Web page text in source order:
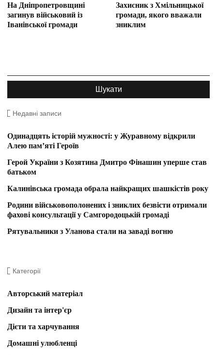
На Дніпропетровщині
загинув військовий із
Іванівської громади
Захисник з Хмільницької
громади, якого вважали
зниклим
Недавні записи
Одинадцять історій мужності: у Журавному відкрили
Алею пам’яті Героїв
Герой України з Козятина Дмитро Фінашин уперше став
батьком
Калинівська громада обрала найкращих шашкістів року
Родини військовополонених і зниклих безвісти отримали
фахові консультації у Самгородоцькій громаді
Рятувальники з Уланова стали на заваді вогню
Категорії
Авторський матеріал
Дизайн та інтер'єр
Дієти та харчування
Домашні улюбленці